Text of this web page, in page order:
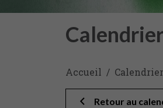
Accueil Calendrier
Retour au